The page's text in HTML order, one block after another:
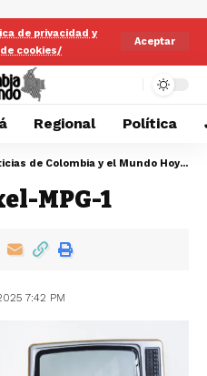
de privacidad y
cookies/
Aceptar
Regional Política
Colombia Mundo - Principales Noticias de Colombia y el Mundo Hoy
>
MPG-1
7:42 PM